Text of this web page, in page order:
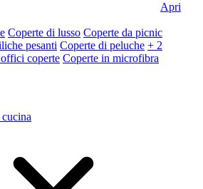
Apri
Coperte di lusso Coperte da picnic
pesanti Coperte di peluche + 2
coperte Coperte in microfibra